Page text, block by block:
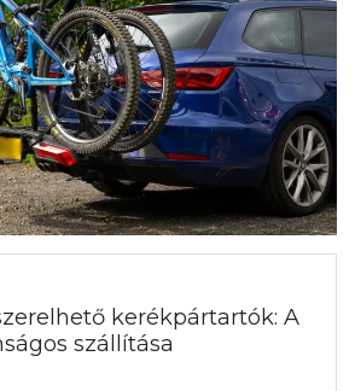
kerékpártartók: A
szállítása